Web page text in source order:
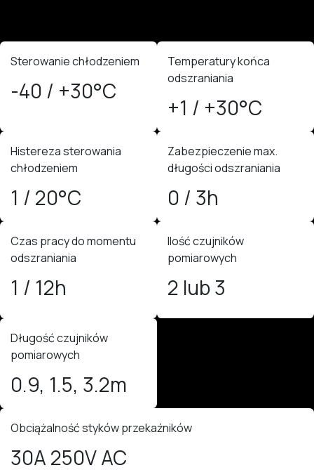
Sterowanie chłodzeniem
-40 / +30°C
Temperatury końca
odszraniania
+1 / +30°C
Histereza sterowania
chłodzeniem
1 / 20°C
Zabezpieczenie max.
długości odszraniania
0 / 3h
Czas pracy do momentu
odszraniania
1 / 12h
Ilość czujników
pomiarowych
2 lub 3
Długość czujników
pomiarowych
0.9, 1.5, 3.2m
Obciążalność styków przekaźników
30A 250V AC